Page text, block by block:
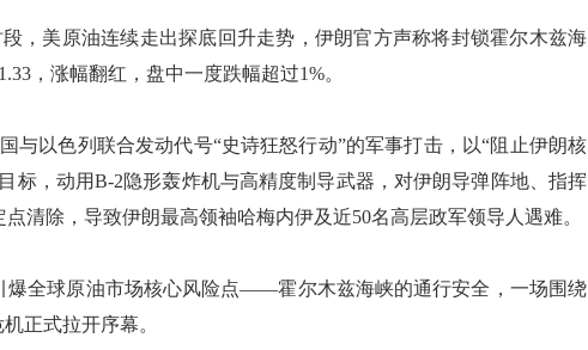
美原油连续走出探底回升走势，伊朗官方声称将封锁霍尔木兹海
，涨幅翻红，盘中一度跌幅超过1%。
以色列联合发动代号“史诗狂怒行动”的军事打击，以“阻止伊朗核
标，动用B-2隐形轰炸机与高精度制导武器，对伊朗导弹阵地、指挥
清除，导致伊朗最高领袖哈梅内伊及近50名高层政军领导人遇难。
全球原油市场核心风险点——霍尔木兹海峡的通行安全，一场围绕
正式拉开序幕。